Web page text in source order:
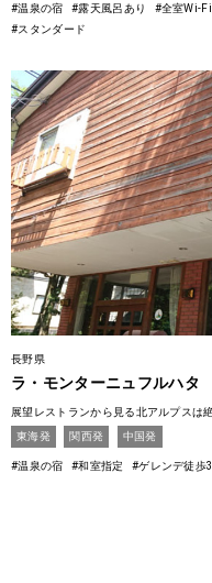
#温泉の宿 #露天風呂あり #全室Wi-
#スタンダード
長野県
ラ・モンターニュフルハタ
展望レストランから見る北アルプスは
東海発
関西発 中国発
#温泉の宿 #和室指定 #ゲレンデ徒歩